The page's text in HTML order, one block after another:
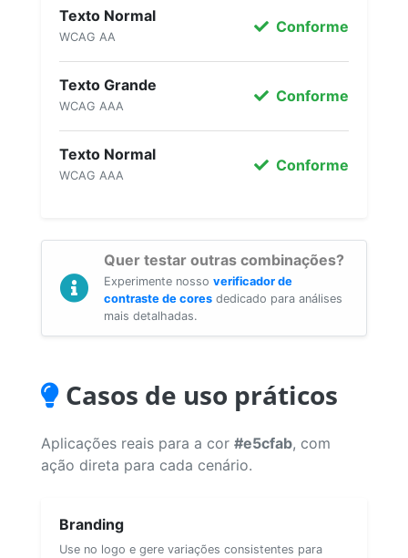
Texto Normal
WCAG AA
Conforme
Texto Grande
WCAG AAA
Conforme
Texto Normal
WCAG AAA
Conforme
Quer testar outras combinações?
Experimente nosso verificador de
contraste de cores dedicado para análises
mais detalhadas.
Casos de uso práticos
Aplicações reais para a cor #e5cfab, com
ação direta para cada cenário.
Branding
Use no logo e gere variações consistentes para